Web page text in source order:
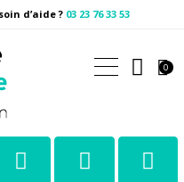
d’aide ? 03 23 76 33 53
Pharmacie Lamartine
0